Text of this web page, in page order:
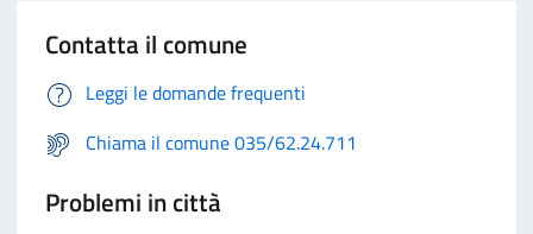
Contatta il comune
Leggi le domande frequenti
Chiama il comune 035/62.24.711
Problemi in città